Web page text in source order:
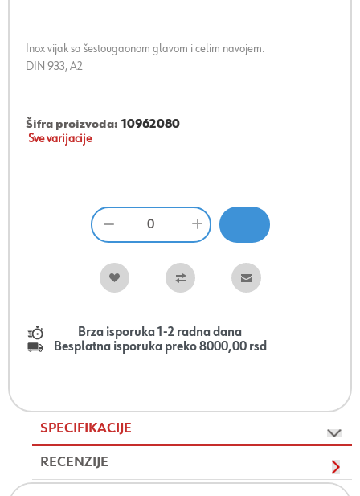
Inox vijak sa šestougaonom glavom i celim navojem.
DIN 933, A2
Šifra proizvoda: 10962080
Sve varijacije
Brza isporuka 1-2 radna dana
Besplatna isporuka preko 8000,00 rsd
SPECIFIKACIJE
RECENZIJE